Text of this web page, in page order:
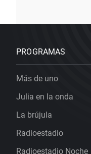
PROGRAMAS
Más de uno
Julia en la onda
La brújula
Radioestadio
Radioestadio Noche